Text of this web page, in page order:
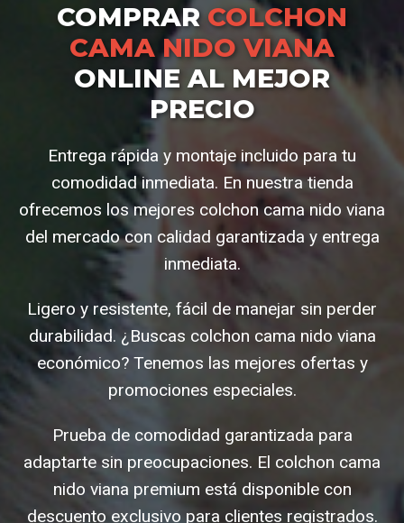
COMPRAR COLCHON
CAMA NIDO VIANA
ONLINE AL MEJOR
PRECIO
Entrega rápida y montaje incluido para tu
comodidad inmediata. En nuestra tienda
ofrecemos los mejores colchon cama nido viana
del mercado con calidad garantizada y entrega
inmediata.
Ligero y resistente, fácil de manejar sin perder
durabilidad. ¿Buscas colchon cama nido viana
económico? Tenemos las mejores ofertas y
promociones especiales.
Prueba de comodidad garantizada para
adaptarte sin preocupaciones. El colchon cama
nido viana premium está disponible con
descuento exclusivo para clientes registrados.